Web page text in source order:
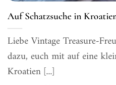
Auf Schatzsuche in
Liebe Vintage Treasure-
dazu, euch mit auf eine
Kroatien [...]